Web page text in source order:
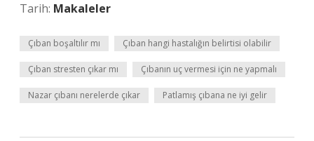
Tarih: Makaleler
Çıban boşaltılır mı Çıban hangi hastalığın belirtisi olabilir
Çıban stresten çıkar mı Çıbanın uç vermesi için ne yapmalı
Nazar çıbanı nerelerde çıkar Patlamış çıbana ne iyi gelir